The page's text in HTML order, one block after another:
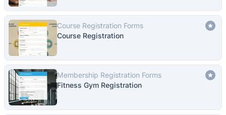
Course Registration Forms
Course Registration
Membership Registration Forms
Fitness Gym Registration